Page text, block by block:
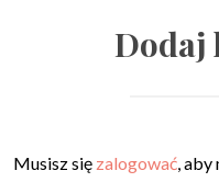
Dodaj
Musisz się zalogować ,